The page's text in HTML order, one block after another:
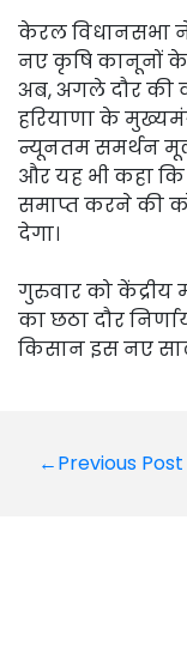
केरल विधानसभा ने
नए कृषि कानूनों के
अब, अगले दौर की
हरियाणा के
न्यूनतम समर्थन
और यह भी कहा
समाप्त करने की
देगा।
गुरुवार को केंद्रीय
का छठा दौर
किसान इस नए
Post
←Previous Post